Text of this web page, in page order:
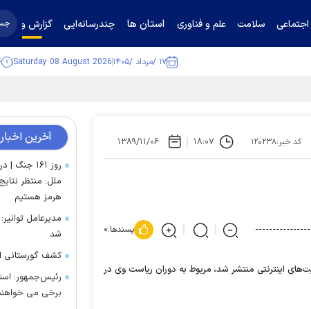
اجتماعی سلامت علم و فناوری استان ها چندرسانه‌ایی گزارش و
۱۷ /مرداد /۱۴۰۵ Saturday 08 August 2026
کد خبر:۱۲۰۲۳۸ ۱۸:۰۷ ۱۳۸۹/۱۱/۰۶
پسندها:۰
اینترنتی منتشر شد، مربوط به دوران ریاست وی در
آخرین اخبار
روز ۱۶۱
ملل: منتظر
هرمز هستیم
شد
کشف گورستانی از
رئیس‌جمهور:
برخی می